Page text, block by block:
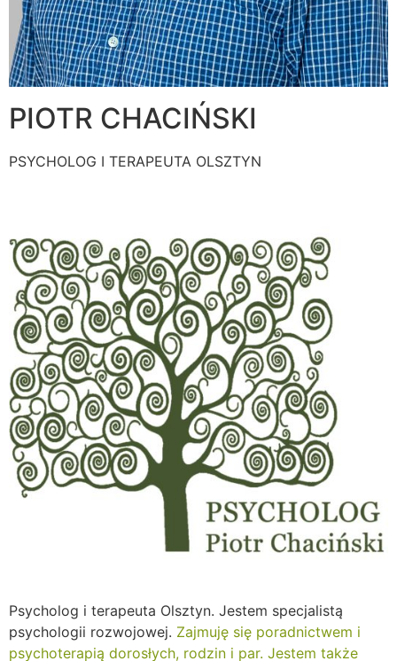
PIOTR CHACIŃSKI
PSYCHOLOG I TERAPEUTA OLSZTYN
Psycholog i terapeuta Olsztyn. Jestem specjalistą
psychologii rozwojowej. Zajmuję się poradnictwem i
psychoterapią dorosłych, rodzin i par. Jestem także